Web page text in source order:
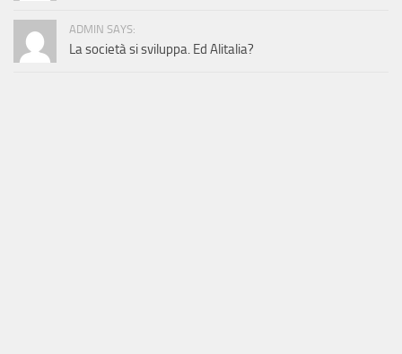
ADMIN SAYS:
La società si sviluppa. Ed Alitalia?